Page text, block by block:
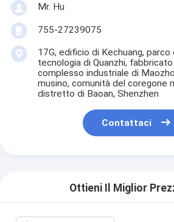
Mr. Hu
755-27239075
17G, edificio di Kechuang, parco
tecnologia di Quanzhi,
complesso industriale di
musino, comunità del coregone
distretto di Baoan, Shenzhen
Contattaci
Ottieni Il Miglior